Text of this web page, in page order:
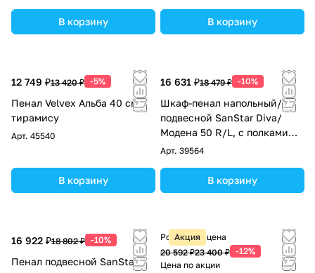
В корзину В корзину
12 749 ₽13 420 ₽ -5%
Пенал Velvex Альба 40 см,
тирамису
Арт. 45540
В корзину
16 631 ₽18 479 ₽ -10%
Шкаф-пенал напольный/
подвесной SanStar Diva/
Модена 50 R/L, с полками
белый, дуб вотан
Арт. 39564
В корзину
16 922 ₽18 802 ₽ -10%
Пенал подвесной SanStar
Акция
Розничная цена
20 592 ₽23 400 ₽ -12%
Цена по акции